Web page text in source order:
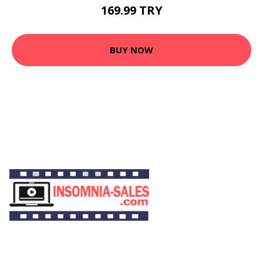
169.99 TRY
BUY NOW